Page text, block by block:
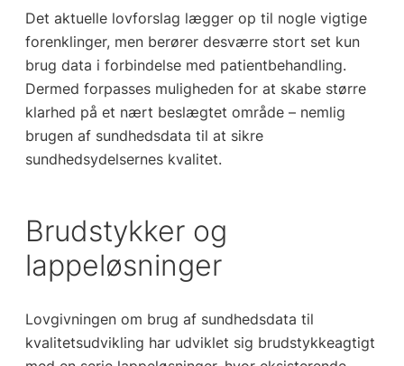
Det aktuelle lovforslag lægger op til nogle vigtige
forenklinger, men berører desværre stort set kun
brug data i forbindelse med patientbehandling.
Dermed forpasses muligheden for at skabe større
klarhed på et nært beslægtet område – nemlig
brugen af sundhedsdata til at sikre
sundhedsydelsernes kvalitet.
Brudstykker og
lappeløsninger
Lovgivningen om brug af sundhedsdata til
kvalitetsudvikling har udviklet sig brudstykkeagtigt